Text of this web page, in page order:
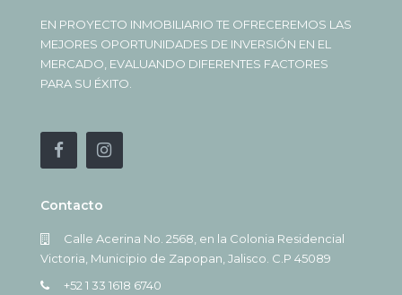
EN PROYECTO INMOBILIARIO TE OFRECEREMOS LAS
MEJORES OPORTUNIDADES DE INVERSIÓN EN EL
MERCADO, EVALUANDO DIFERENTES FACTORES
PARA SU ÉXITO.
Contacto
Calle Acerina No. 2568, en la Colonia Residencial
Victoria, Municipio de Zapopan, Jalisco. C.P 45089
+52 1 33 1618 6740